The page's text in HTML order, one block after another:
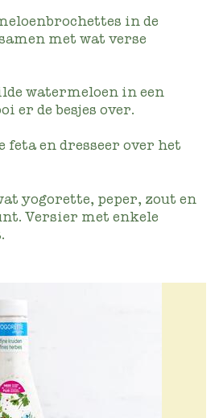
in de
met wat verse
watermeloen in een
er de besjes over.
feta en dresseer over het
yogorette, peper, zout en
Versier met enkele